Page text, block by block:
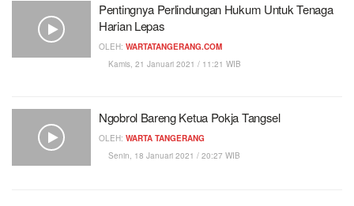
Pentingnya Perlindungan Hukum Untuk Tenaga
Harian Lepas
OLEH: WARTATANGERANG.COM
Kamis, 21 Januari 2021 / 11:21 WIB
Ngobrol Bareng Ketua Pokja Tangsel
OLEH: WARTA TANGERANG
Senin, 18 Januari 2021 / 20:27 WIB